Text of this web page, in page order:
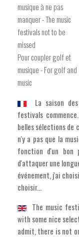
musique à ne pas
manquer - The music
festivals not to be
missed
Pour coupler golf et
musique - For golf and
music
La saison des
festivals
belles sélections de
n'y a pas que la
fonction d'un bon
d'attaquer une
événement, j'ai
choisir...
The music
with some nice
admit, there is not